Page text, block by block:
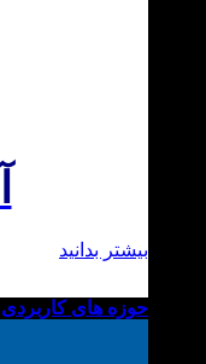
بیشتر بدانید
حوزه های کاربردی